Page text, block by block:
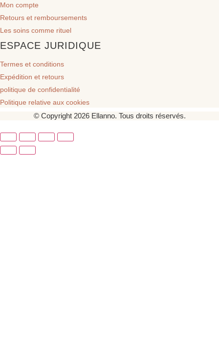
Mon compte
Retours et remboursements
Les soins comme rituel
ESPACE JURIDIQUE
Termes et conditions
Expédition et retours
politique de confidentialité
Politique relative aux cookies
© Copyright 2026 Ellanno. Tous droits réservés.